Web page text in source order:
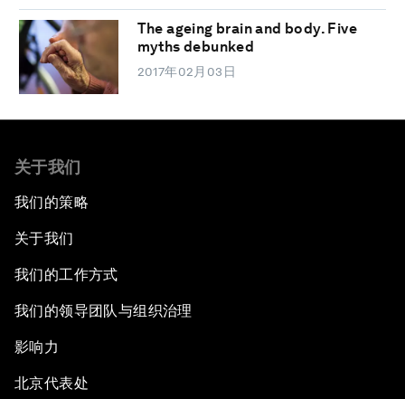
The ageing brain and body. Five
myths debunked
2017年02月03日
关于我们
我们的策略
关于我们
我们的工作方式
我们的领导团队与组织治理
影响力
北京代表处